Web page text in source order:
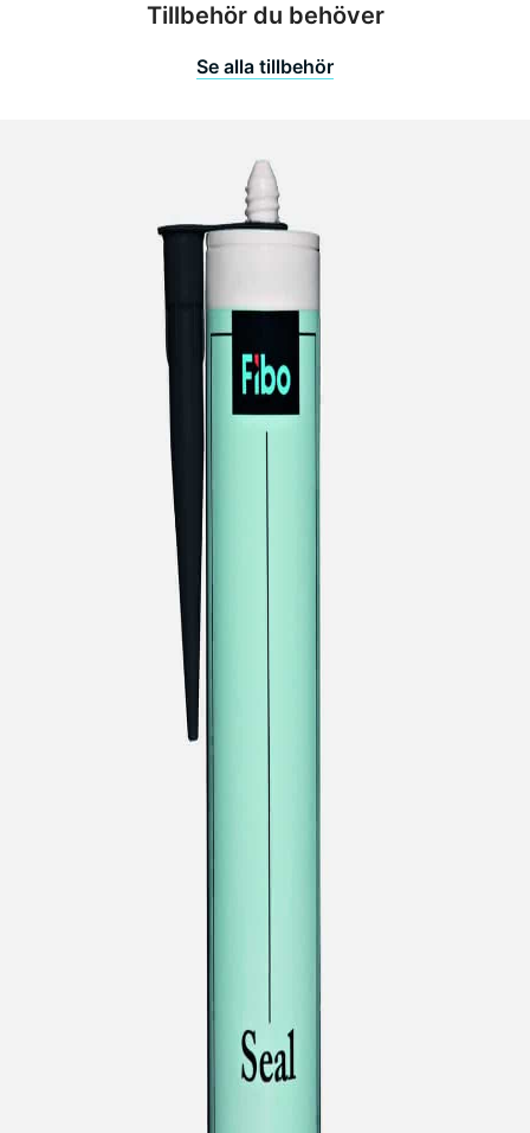
Tillbehör du behöver
Se alla tillbehör